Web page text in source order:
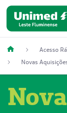
Acesso
Novas